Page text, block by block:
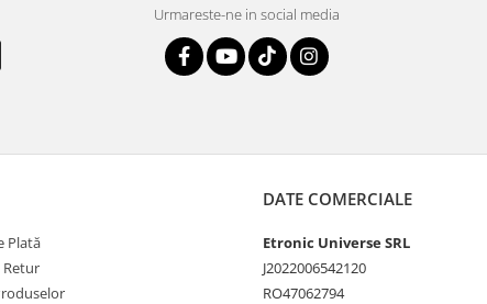
Urmareste-ne in social media
Plată
Retur
DATE COMERCIALE
Etronic Universe SRL
J2022006542120
RO47062794